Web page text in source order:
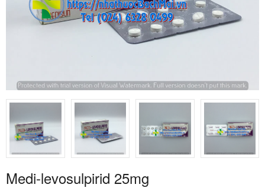
Medi-levosulpirid 25mg